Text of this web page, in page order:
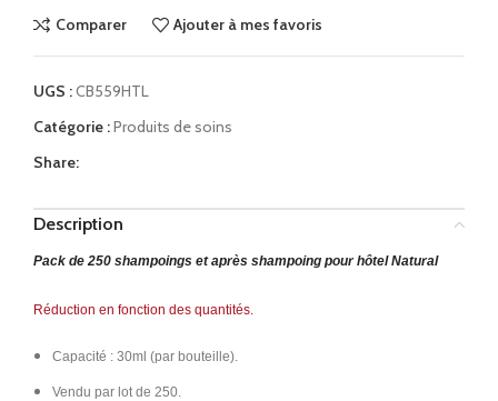
Comparer Ajouter à mes favoris
UGS :CB559HTL
Catégorie :Produits de soins
Share:
Description
Pack de 250 shampoings et après shampoing pour hôtel Natural
Réduction en fonction des quantités.
Capacité : 30ml (par bouteille).
Vendu par lot de 250.